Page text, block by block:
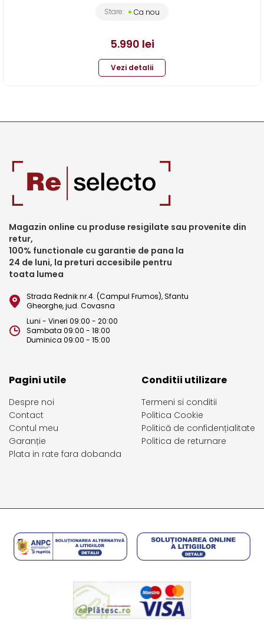
Stare: Ca nou
5.990 lei
Vezi detalii
Magazin online cu produse resigilate sau provenite din
retur,
100% functionale cu garantie de pana la
24 de luni, la preturi accesibile pentru
toata lumea
Strada Rednik nr.4. (Campul Frumos), Sfantu
Gheorghe, jud. Covasna
Luni - Vineri 09:00 - 20:00
Sambata 09:00 - 18:00
Duminica 09:00 - 15:00
Pagini utile
Despre noi
Contact
Contul meu
Garanție
Plata in rate fara dobanda
Conditii utilizare
Termeni si conditii
Politica Cookie
Politică de confidențialitate
Politica de returnare